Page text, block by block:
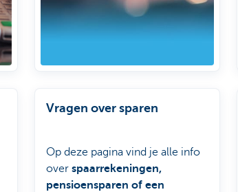
Vragen over sparen
Op deze pagina vind je alle info
overspaarrekeningen,
pensioensparen of een